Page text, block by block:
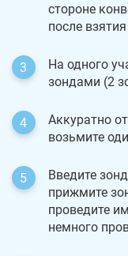
стороне
после
На одного
зондами (2
Аккуратно
возьмите
Введите
прижмите
проведите
немного